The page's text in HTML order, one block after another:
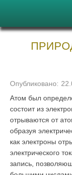
Опубликовано:
Атом был
состоит из
отрываются от
образуя
как электроны
электрического
запись,